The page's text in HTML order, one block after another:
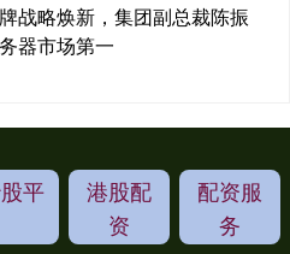
战略焕新，集团副总裁陈振
器市场第一
平
港股配
资
配资服
务